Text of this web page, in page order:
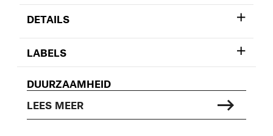
DETAILS
LABELS
DUURZAAMHEID
LEES MEER